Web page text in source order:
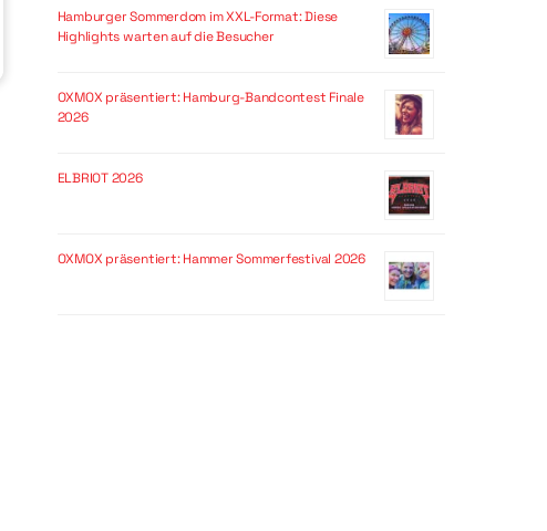
Hamburger Sommerdom im XXL-Format: Diese
Highlights warten auf die Besucher
OXMOX präsentiert: Hamburg-Bandcontest Finale
2026
ELBRIOT 2026
OXMOX präsentiert: Hammer Sommerfestival 2026